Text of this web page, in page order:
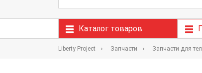
Каталог товаров
Liberty Project Запчасти Запчасти для